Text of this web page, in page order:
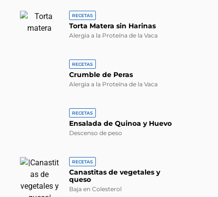
RECETAS
Torta Matera sin Harinas
Alergia a la Proteína de la Vaca
RECETAS
Crumble de Peras
Alergia a la Proteína de la Vaca
RECETAS
Ensalada de Quinoa y Huevo
Descenso de peso
RECETAS
Canastitas de vegetales y
queso
Baja en Colesterol